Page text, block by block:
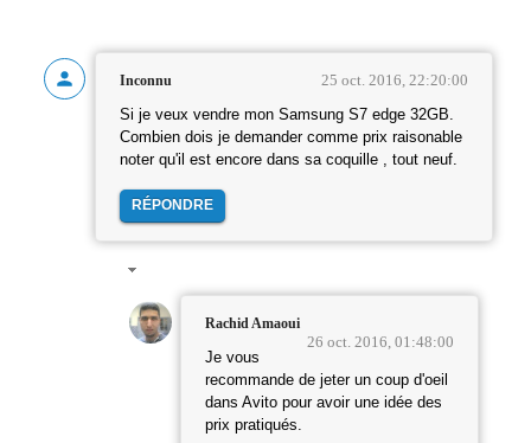
Inconnu 25 oct. 2016, 22:20:00
Si je veux vendre mon Samsung S7 edge 32GB.
Combien dois je demander comme prix raisonable
noter qu'il est encore dans sa coquille , tout neuf.
RÉPONDRE
Rachid Amaoui
26 oct. 2016, 01:48:00
Je vous
recommande de jeter un coup d'oeil
dans Avito pour avoir une idée des
prix pratiqués.